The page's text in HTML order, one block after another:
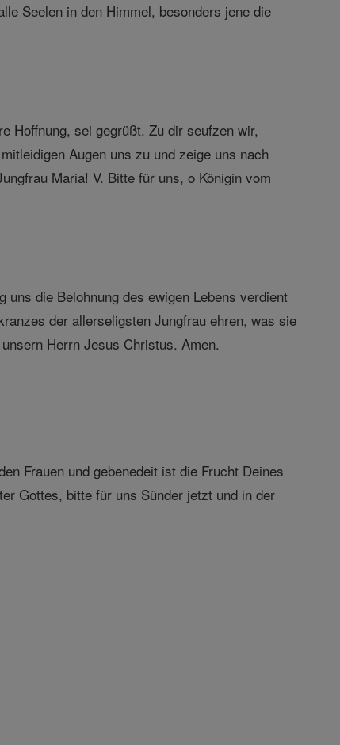
Seelen in den Himmel, besonders jene die
Hoffnung, sei gegrüßt. Zu dir seufzen wir,
Augen uns zu und zeige uns nach
Maria! V. Bitte für uns, o Königin vom
uns die Belohnung des ewigen Lebens verdient
der allerseligsten Jungfrau ehren, was sie
Herrn Jesus Christus. Amen.
Frauen und gebenedeit ist die Frucht Deines
Gottes, bitte für uns Sünder jetzt und in der